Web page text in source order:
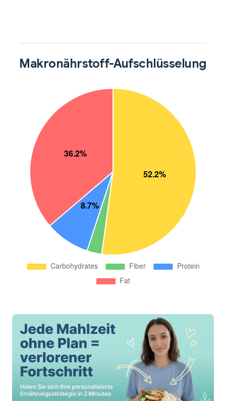
Makronährstoff-Aufschlüsselung